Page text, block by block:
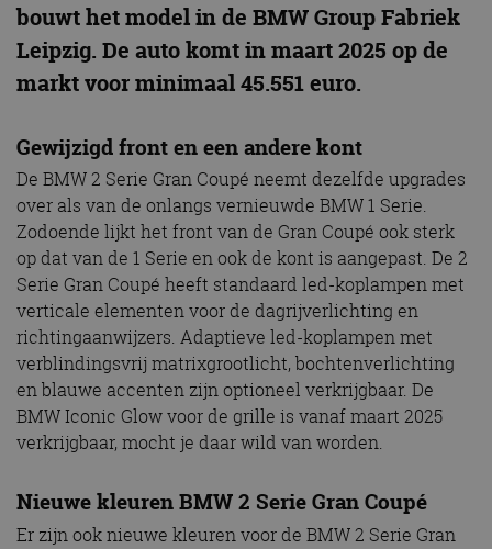
bouwt het model in de BMW Group Fabriek
Leipzig. De auto komt in maart 2025 op de
markt voor minimaal 45.551 euro.
Gewijzigd front en een andere kont
De BMW 2 Serie Gran Coupé neemt dezelfde upgrades
over als van de onlangs vernieuwde BMW 1 Serie.
Zodoende lijkt het front van de Gran Coupé ook sterk
op dat van de 1 Serie en ook de kont is aangepast. De 2
Serie Gran Coupé heeft standaard led-koplampen met
verticale elementen voor de dagrijverlichting en
richtingaanwijzers. Adaptieve led-koplampen met
verblindingsvrij matrixgrootlicht, bochtenverlichting
en blauwe accenten zijn optioneel verkrijgbaar. De
BMW Iconic Glow voor de grille is vanaf maart 2025
verkrijgbaar, mocht je daar wild van worden.
Nieuwe kleuren BMW 2 Serie Gran Coupé
Er zijn ook nieuwe kleuren voor de BMW 2 Serie Gran